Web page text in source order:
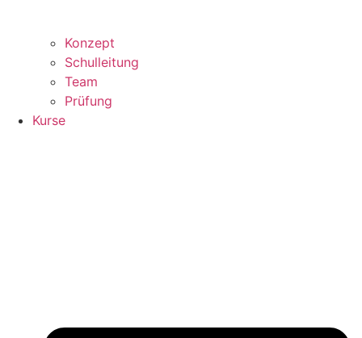
Konzept
Schulleitung
Team
Prüfung
Kurse